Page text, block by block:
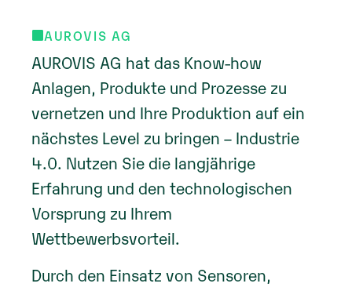
AUROVIS AG
AUROVIS AG hat das Know-how
Anlagen, Produkte und Prozesse zu
vernetzen und Ihre Produktion auf ein
nächstes Level zu bringen – Industrie
4.0. Nutzen Sie die langjährige
Erfahrung und den technologischen
Vorsprung zu Ihrem
Wettbewerbsvorteil.
Durch den Einsatz von Sensoren,